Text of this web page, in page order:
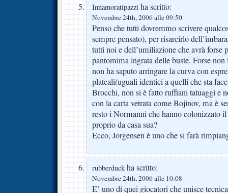
Innamoratipazzi ha scritto:
Novembre 24th, 2006 alle 09:50
Penso che tutti dovremmo scrivere
sempre pensato), per risarcirlo
tutti noi e dell’umiliazione che avrà forse
pantomima ingrata delle buste. Forse
non ha saputo arringare la curva con
plateali(uguali identici a quelli che sta
Brocchi, non si è fatto ruffiani tatuaggi e
con la carta vetrata come Bojinov, ma è
resto i Normanni che hanno colonizzato
proprio da casa sua?
Ecco, Jorgensen è uno che si farà
rubberduck ha scritto:
Novembre 24th, 2006 alle 10:08
E’ uno di quei giocatori che unisce